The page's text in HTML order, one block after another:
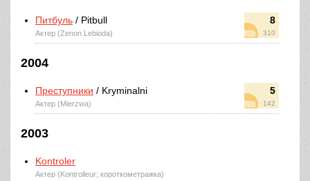
8
310
Питбуль / Pitbull
Актер (Zenon Lebioda)
2004
5
142
Преступники / Kryminalni
Актер (Mierzwa)
2003
Kontroler
Актер (Kontrolleur; короткометражка)